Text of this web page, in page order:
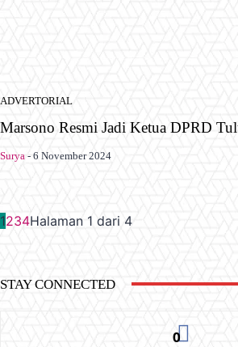
ADVERTORIAL
Marsono Resmi Jadi Ketua DPRD
Surya - 6 November 2024
1234Halaman 1 dari 4
STAY CONNECTED
0